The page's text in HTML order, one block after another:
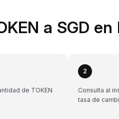
a SGD
de TOKEN
2
Consulta al
tasa de